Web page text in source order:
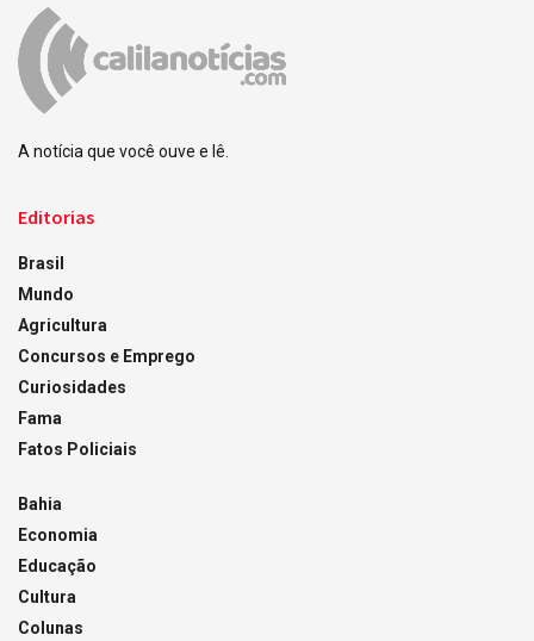
A notícia que você ouve e lê.
Editorias
Brasil
Mundo
Agricultura
Concursos e Emprego
Curiosidades
Fama
Fatos Policiais
Bahia
Economia
Educação
Cultura
Colunas